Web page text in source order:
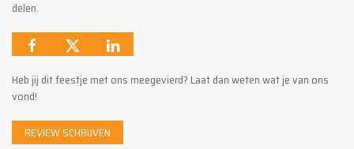
delen.
Heb jij dit feestje met ons meegevierd? Laat dan weten wat je van ons
vond!
REVIEW SCHRIJVEN